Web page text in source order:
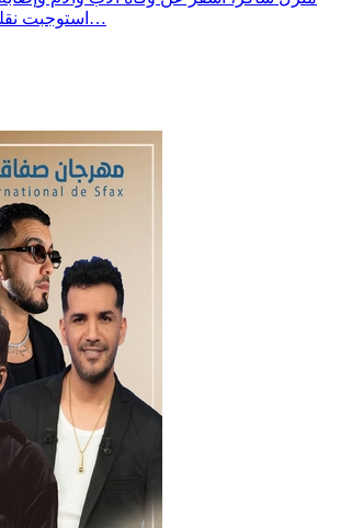
استوجبت نقلها إلى قسم الإنعاش…